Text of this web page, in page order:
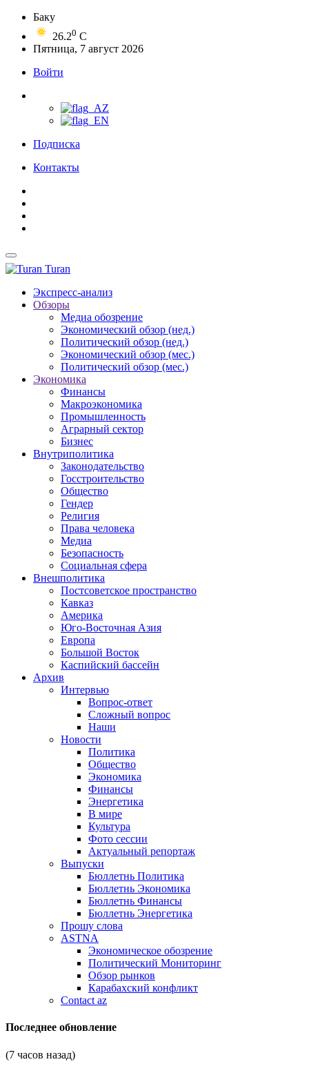
Баку
26.20 C
Пятница, 7 август 2026
Войти
Подписка
Контакты
Turan
Экспресс-анализ
Обзоры
Медиа обозрение
Экономический обзор (нед.)
Политический обзор (нед.)
Экономический обзор (мес.)
Политический обзор (мес.)
Экономика
Финансы
Макроэкономика
Промышленность
Аграрный сектор
Бизнес
Внутриполитика
Законодательство
Госстроительство
Общество
Гендер
Религия
Права человека
Медиа
Безопасность
Социальная сфера
Внешполитика
Постсоветское пространство
Кавказ
Америка
Юго-Восточная Азия
Европа
Большой Восток
Каспийский бассейн
Архив
Интервью
Вопрос-ответ
Сложный вопрос
Наши
Новости
Политика
Общество
Экономика
Финансы
Энергетика
В мире
Культура
Фото сессии
Актуальный репортаж
Выпуски
Бюллетнь Политика
Бюллетнь Экономика
Бюллетнь Финансы
Бюллетнь Энергетика
Прошу слова
ASTNA
Экономическое обозрение
Политический Мониторинг
Обзор рынков
Карабахский конфликт
Contact az
Последнее обновление
(7 часов назад)